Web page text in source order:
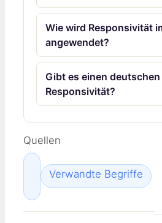
Wie wird Responsivität
angewendet?
Gibt es einen
Responsivität?
Quellen
Verwandte Begriffe